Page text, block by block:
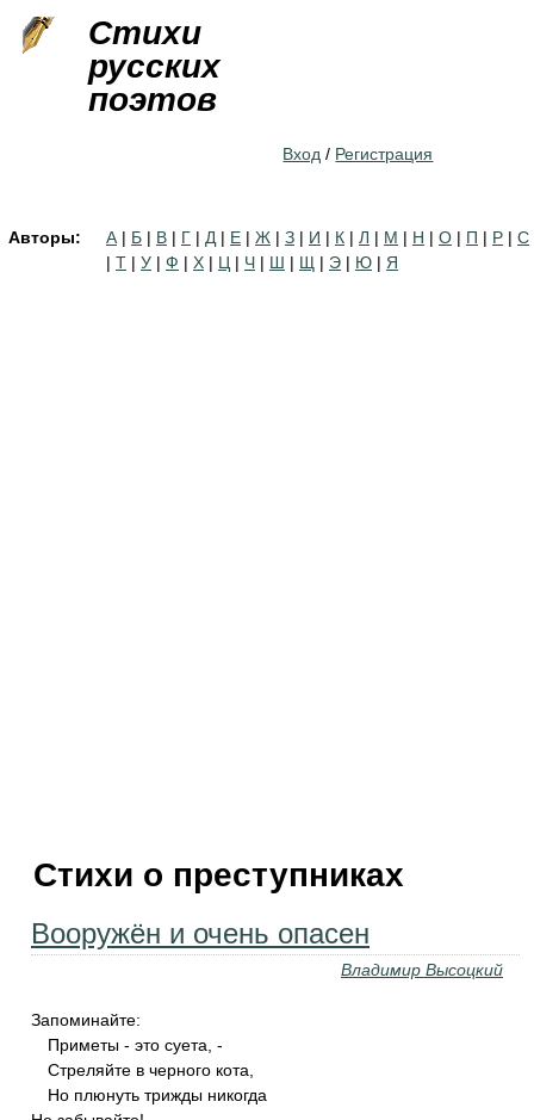
Стихи
русских
поэтов
Вход / Регистрация
Авторы: А | Б | В | Г | Д | Е | Ж | З | И | К | Л | М | Н | О | П | Р | С
| Т | У | Ф | Х | Ц | Ч | Ш | Щ | Э | Ю | Я
Стихи о преступниках
Вооружён и очень опасен
Владимир Высоцкий
Запоминайте:
Приметы - это суета, -
Стреляйте в черного кота,
Но плюнуть трижды никогда